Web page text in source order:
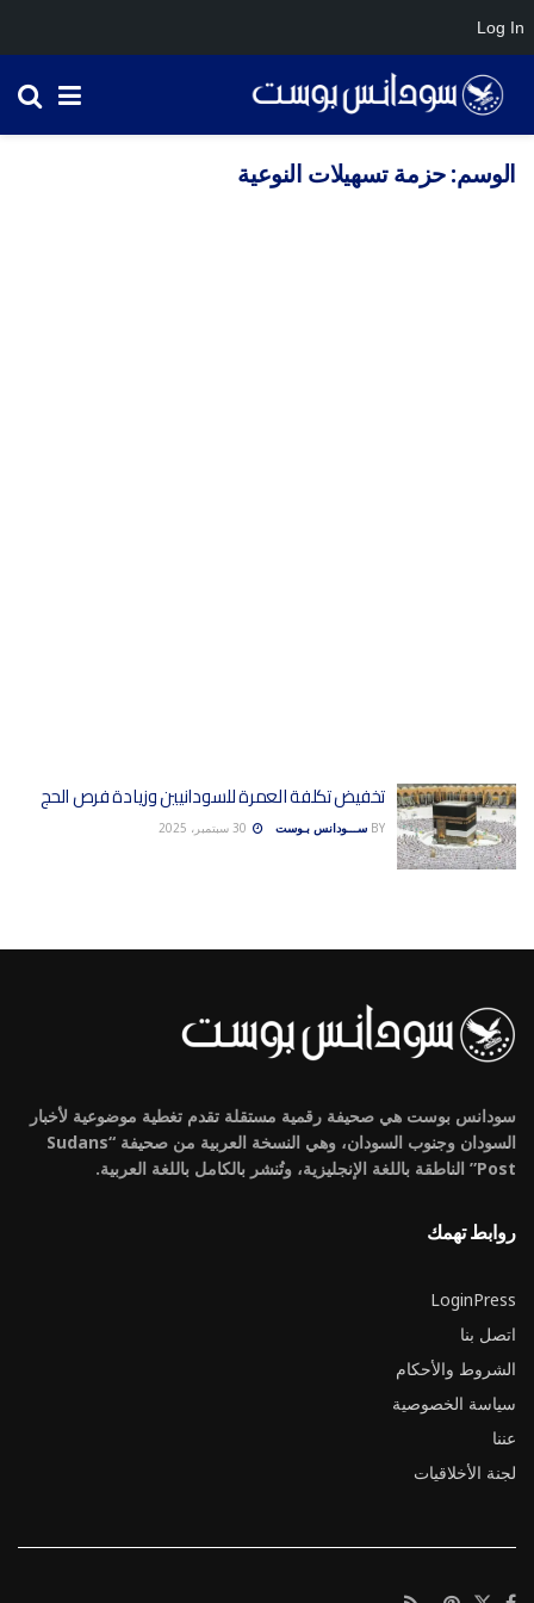
الوسم:حزمة تسهيلات النوعية
تخفيض تكلفة العمرة للسودانيين وزيادة فرص الحج
BY ســـودانس بـوست
سودانس بوست هي صحيفة رقمية مستقلة تقدم تغطية موضوعية لأخبار
السودان وجنوب السودان، وهي النسخة العربية من صحيفة “Sudans
Post” الناطقة باللغة الإنجليزية، وتُنشر بالكامل باللغة العربية.
روابط تهمك
LoginPress
اتصل بنا
الشروط والأحكام
سياسة الخصوصية
عننا
لجنة الأخلاقيات
Log In